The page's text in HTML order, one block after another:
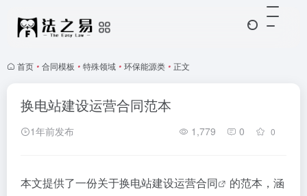
首页 • 合同模板 • 特殊领域 • 环保能源类 • 正文
换电站建设运营合同范本
1年前发布 1,779 0 0
本文提供了一份关于换电站建设运营合同
的范本，涵